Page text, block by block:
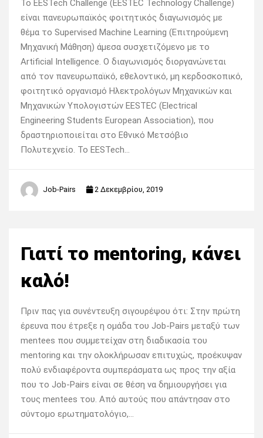
Το EESTech Challenge (EESTEC Technology Challenge)
είναι πανευρωπαϊκός φοιτητικός διαγωνισμός με
θέμα το Supervised Machine Learning (Επιτηρούμενη
Μηχανική Μάθηση) άμεσα συσχετιζόμενο με το
Artificial Intelligence. Ο διαγωνισμός διοργανώνεται
από τον πανευρωπαϊκό, εθελοντικό, μη κερδοσκοπικό,
φοιτητικό οργανισμό Ηλεκτρολόγων Μηχανικών και
Μηχανικών Υπολογιστών EESTEC (Electrical
Engineering Students European Association), που
δραστηριοποιείται στο Εθνικό Μετσόβιο
Πολυτεχνείο. Το EESTech…
Job-Pairs 2 Δεκεμβρίου, 2019
Γιατί το mentoring, κάνει
καλό!
Πριν πας για συνέντευξη σιγουρέψου ότι: Στην πρώτη
έρευνα που έτρεξε η ομάδα του Job-Pairs μεταξύ των
mentees που συμμετείχαν στη διαδικασία του
mentoring και την ολοκλήρωσαν επιτυχώς, προέκυψαν
πολύ ενδιαφέροντα συμπεράσματα ως προς την αξία
που το Job-Pairs είναι σε θέση να δημιουργήσει για
τους mentees του. Από αυτούς που απάντησαν στο
σύντομο ερωτηματολόγιο,…